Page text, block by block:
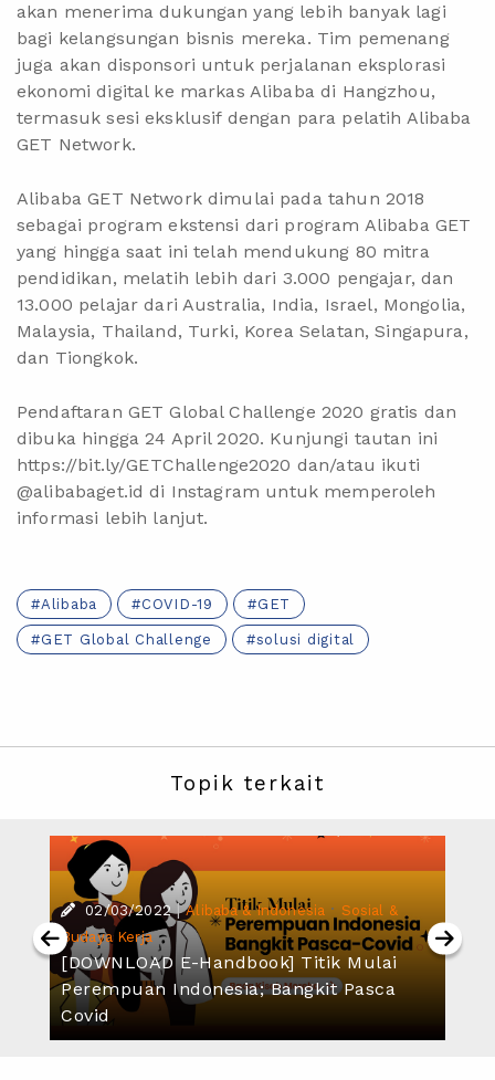
akan menerima dukungan yang lebih banyak lagi
bagi kelangsungan bisnis mereka. Tim pemenang
juga akan disponsori untuk perjalanan eksplorasi
ekonomi digital ke markas Alibaba di Hangzhou,
termasuk sesi eksklusif dengan para pelatih Alibaba
GET Network.
Alibaba GET Network dimulai pada tahun 2018
sebagai program ekstensi dari program Alibaba GET
yang hingga saat ini telah mendukung 80 mitra
pendidikan, melatih lebih dari 3.000 pengajar, dan
13.000 pelajar dari Australia, India, Israel, Mongolia,
Malaysia, Thailand, Turki, Korea Selatan, Singapura,
dan Tiongkok.
Pendaftaran GET Global Challenge 2020 gratis dan
dibuka hingga 24 April 2020. Kunjungi tautan ini
https://bit.ly/GETChallenge2020 dan/atau ikuti
@alibabaget.id di Instagram untuk memperoleh
informasi lebih lanjut.
Alibaba COVID-19 GET
GET Global Challenge solusi digital
Topik terkait
02/03/2022 | Alibaba & Indonesia · Sosial &
Budaya Kerja
[DOWNLOAD E-Handbook] Titik Mulai
Perempuan Indonesia; Bangkit Pasca
Covid